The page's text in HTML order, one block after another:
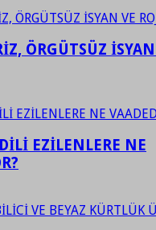
ÖRGÜTSÜZ
EZİLENLERE NE